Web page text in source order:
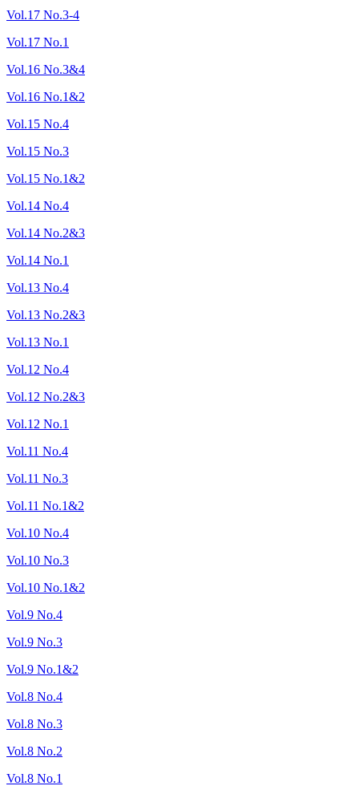
Vol.17 No.3-4
Vol.17 No.1
Vol.16 No.3&4
Vol.16 No.1&2
Vol.15 No.4
Vol.15 No.3
Vol.15 No.1&2
Vol.14 No.4
Vol.14 No.2&3
Vol.14 No.1
Vol.13 No.4
Vol.13 No.2&3
Vol.13 No.1
Vol.12 No.4
Vol.12 No.2&3
Vol.12 No.1
Vol.11 No.4
Vol.11 No.3
Vol.11 No.1&2
Vol.10 No.4
Vol.10 No.3
Vol.10 No.1&2
Vol.9 No.4
Vol.9 No.3
Vol.9 No.1&2
Vol.8 No.4
Vol.8 No.3
Vol.8 No.2
Vol.8 No.1